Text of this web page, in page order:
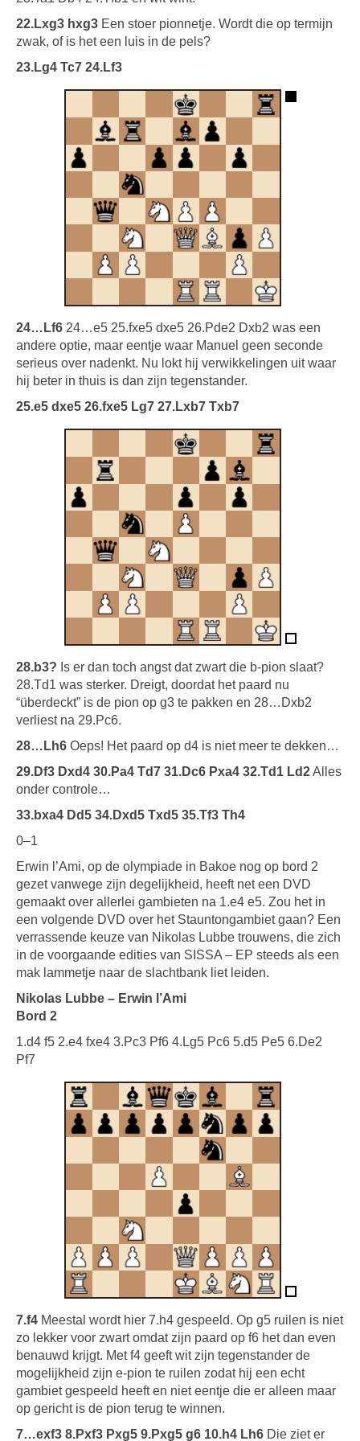
22.Lxg3 hxg3 Een stoer pionnetje. Wordt die op termijn
zwak, of is het een luis in de pels?
23.Lg4 Tc7 24.Lf3
24…Lf6 24…e5 25.fxe5 dxe5 26.Pde2 Dxb2 was een
andere optie, maar eentje waar Manuel geen seconde
serieus over nadenkt. Nu lokt hij verwikkelingen uit waar
hij beter in thuis is dan zijn tegenstander.
25.e5 dxe5 26.fxe5 Lg7 27.Lxb7 Txb7
28.b3? Is er dan toch angst dat zwart die b-pion slaat?
28.Td1 was sterker. Dreigt, doordat het paard nu
“überdeckt” is de pion op g3 te pakken en 28…Dxb2
verliest na 29.Pc6.
28…Lh6 Oeps! Het paard op d4 is niet meer te dekken…
29.Df3 Dxd4 30.Pa4 Td7 31.Dc6 Pxa4 32.Td1 Ld2Alles
onder controle…
33.bxa4 Dd5 34.Dxd5 Txd5 35.Tf3 Th4
0–1
Erwin l’Ami, op de olympiade in Bakoe nog op bord 2
gezet vanwege zijn degelijkheid, heeft net een DVD
gemaakt over allerlei gambieten na 1.e4 e5. Zou het in
een volgende DVD over het Stauntongambiet gaan? Een
verrassende keuze van Nikolas Lubbe trouwens, die zich
in de voorgaande edities van SISSA – EP steeds als een
mak lammetje naar de slachtbank liet leiden.
Nikolas Lubbe – Erwin l’Ami
Bord 2
1.d4 f5 2.e4 fxe4 3.Pc3 Pf6 4.Lg5 Pc6 5.d5 Pe5 6.De2
Pf7
7.f4 Meestal wordt hier 7.h4 gespeeld. Op g5 ruilen is niet
zo lekker voor zwart omdat zijn paard op f6 het dan even
benauwd krijgt. Met f4 geeft wit zijn tegenstander de
mogelijkheid zijn e-pion te ruilen zodat hij een echt
gambiet gespeeld heeft en niet eentje die er alleen maar
op gericht is de pion terug te winnen.
7…exf3 8.Pxf3 Pxg5 9.Pxg5 g6 10.h4 Lh6 Die ziet er